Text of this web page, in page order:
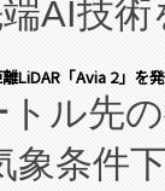
、持
現地生
を大
大する
AI技術
本社
エンタ
本にあ
LiDAR「Avia 2」を
トル先
象条件